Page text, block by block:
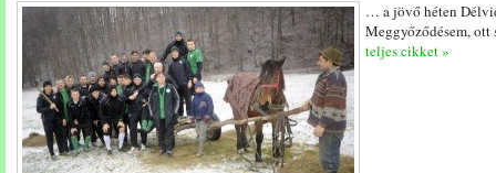
… a jövő héten
Meggyőződésem,
teljes cikket »